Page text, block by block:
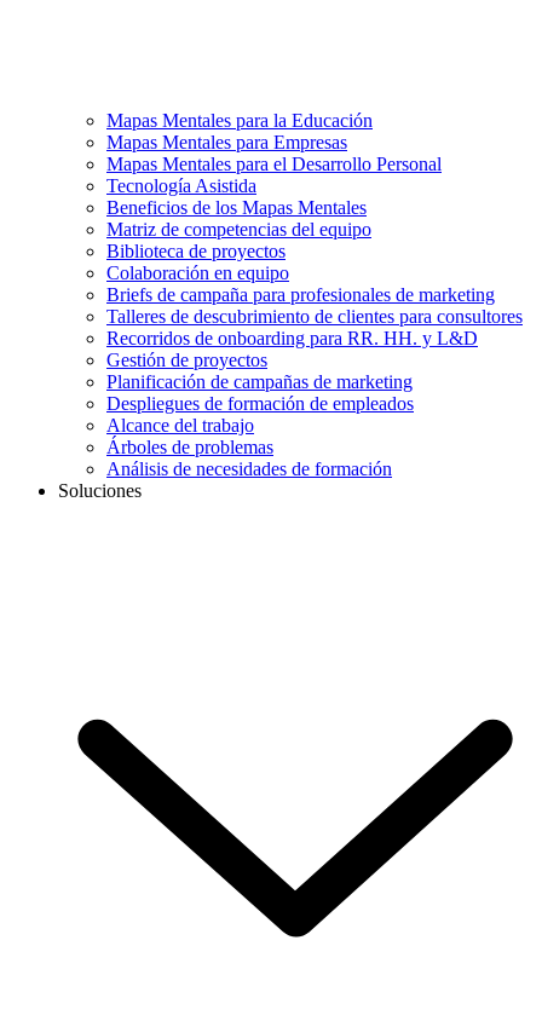
Mapas Mentales para la Educación
Mapas Mentales para Empresas
Mapas Mentales para el Desarrollo Personal
Tecnología Asistida
Beneficios de los Mapas Mentales
Matriz de competencias del equipo
Biblioteca de proyectos
Colaboración en equipo
Briefs de campaña para profesionales de marketing
Talleres de descubrimiento de clientes para consultores
Recorridos de onboarding para RR. HH. y L&D
Gestión de proyectos
Planificación de campañas de marketing
Despliegues de formación de empleados
Alcance del trabajo
Árboles de problemas
Análisis de necesidades de formación
Soluciones